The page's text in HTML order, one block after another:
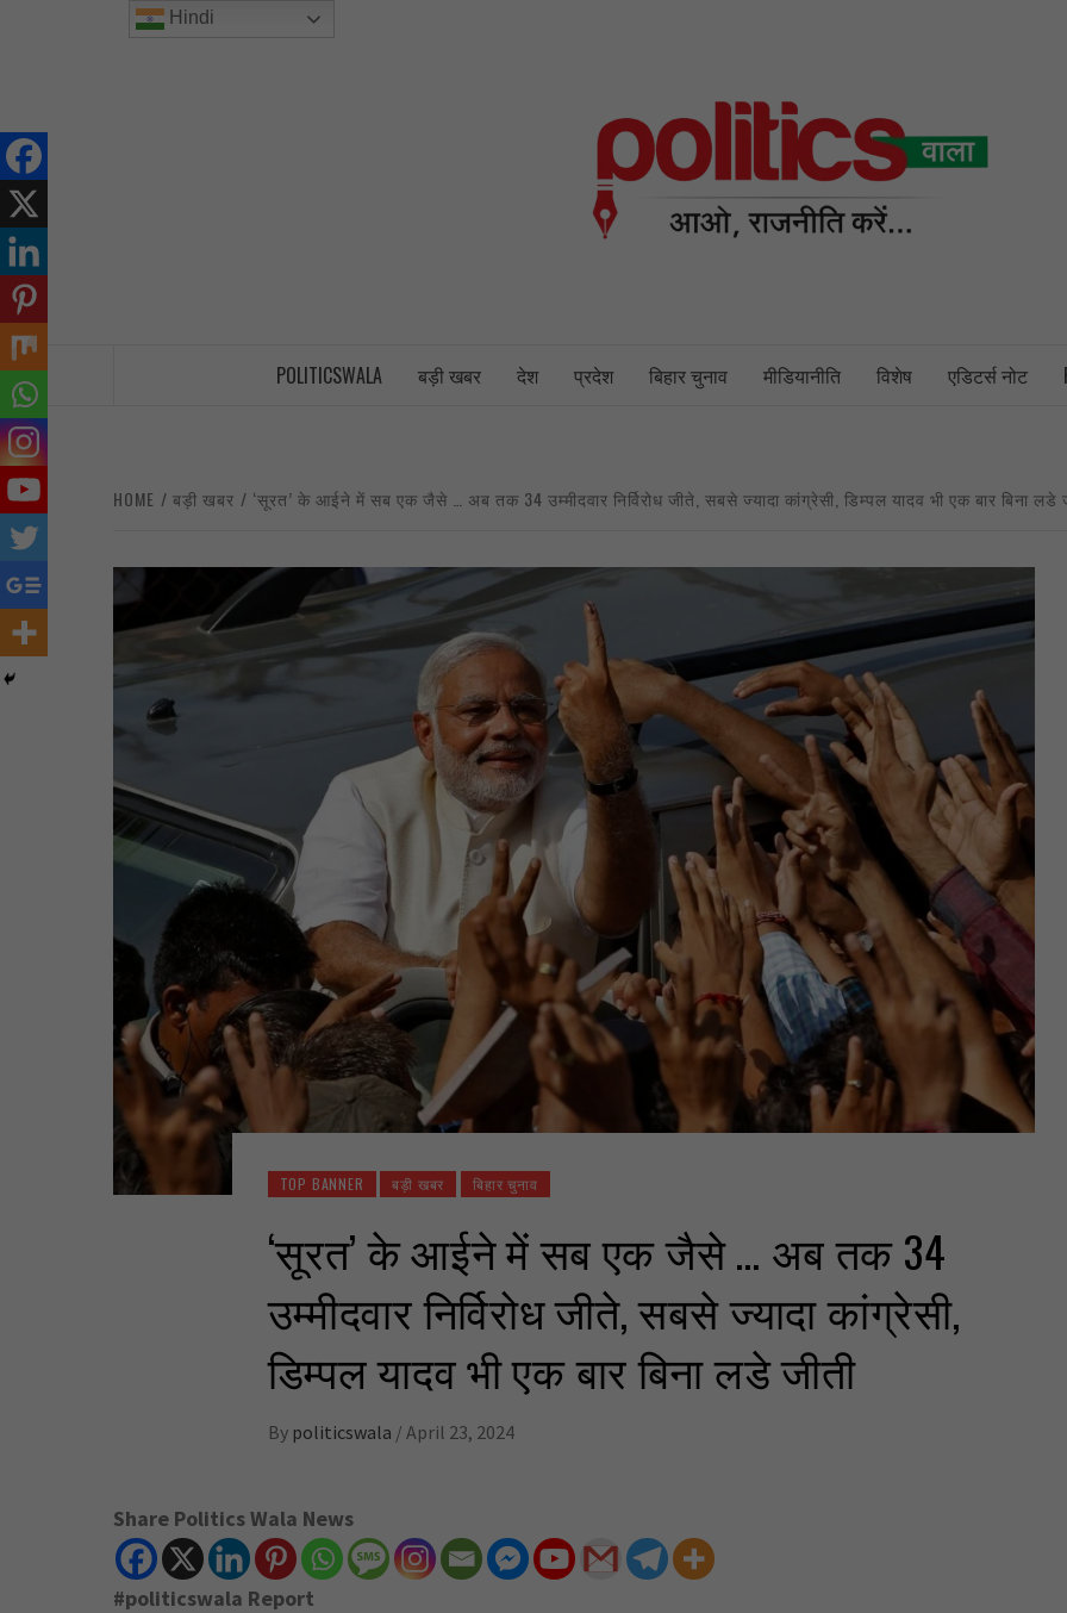
POLITICSWALA बड़ी खबर देश प्रदेश बिहार चुनाव मीडियानीति विशेष एडिटर्स नोट
HOME बड़ी खबर ‘सूरत’ के आईने में सब एक जैसे … अब तक 34 उम्मीदवार निर्विरोध जीते, सबसे ज्यादा कांग्रेसी, डिम्पल यादव भी एक बार बिना लडे
TOP BANNER बड़ी खबर बिहार चुनाव
‘सूरत’ के आईने में सब एक जैसे … अब तक 34
उम्मीदवार निर्विरोध जीते, सबसे ज्यादा कांग्रेसी,
डिम्पल यादव भी एक बार बिना लडे जीती
By politicswala / April 23, 2024
Share Politics Wala News
#politicswala Report
Hindi